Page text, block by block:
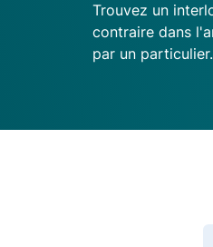
Trouvez un
contraire dans
par un particulier.